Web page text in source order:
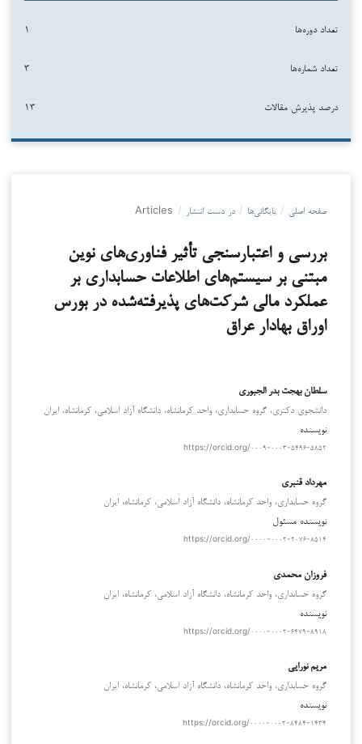
تعداد دوره‌ها ۱
تعداد شماره‌ها ۳
درصد پذیرش مقالات ۱۳
صفحه اصلی / بایگانی‌ها / در دست انتشار /
Articles
بررسی و اعتبارسنجی تأثیر فناوری‌های نوین
مبتنی بر سیستم‌های اطلاعات حسابداری بر
عملکرد مالی شرکت‌های پذیرفته‌شده در بورس
اوراق بهادار عراق
سلطان بهجت بدر الجبوری
دانشجوی دکتری، گروه حسابداری، واحد کرمانشاه، دانشگاه آزاد اسلامی، کرمانشاه، ایران
نویسنده
https://orcid.org/۰۰۰۹-۰۰۰۳-۵۴۹۶-۵۸۵۲
مهرداد قنبری
گروه حسابداری، واحد کرمانشاه، دانشگاه آزاد اسلامی، کرمانشاه، ایران
نویسنده مسئول
https://orcid.org/۰۰۰۰-۰۰۰۲-۲۰۷۶-۸۵۱۴
فروزان محمدی
گروه حسابداری، واحد کرمانشاه، دانشگاه آزاد اسلامی، کرمانشاه، ایران
نویسنده
https://orcid.org/۰۰۰۰-۰۰۰۲-۶۴۷۹-۸۹۱۸
مریم نورایی
گروه حسابداری، واحد کرمانشاه، دانشگاه آزاد اسلامی، کرمانشاه، ایران
نویسنده
https://orcid.org/۰۰۰۰-۰۰۰۲-۸۴۸۴-۱۴۳۴